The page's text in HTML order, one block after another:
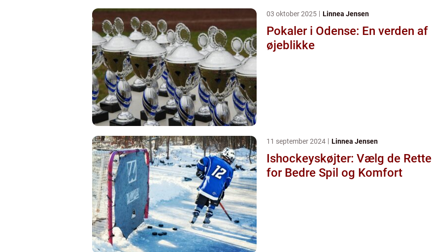
03 oktober 2025 Linnea Jensen
Pokaler i Odense: En verden af
øjeblikke
11 september 2024 Linnea Jensen
Ishockeyskøjter: Vælg de Rette
for Bedre Spil og Komfort